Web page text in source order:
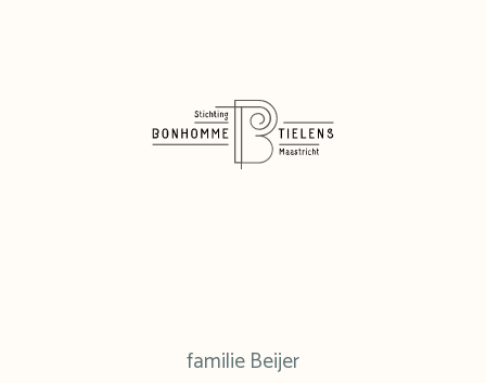
familie Beijer